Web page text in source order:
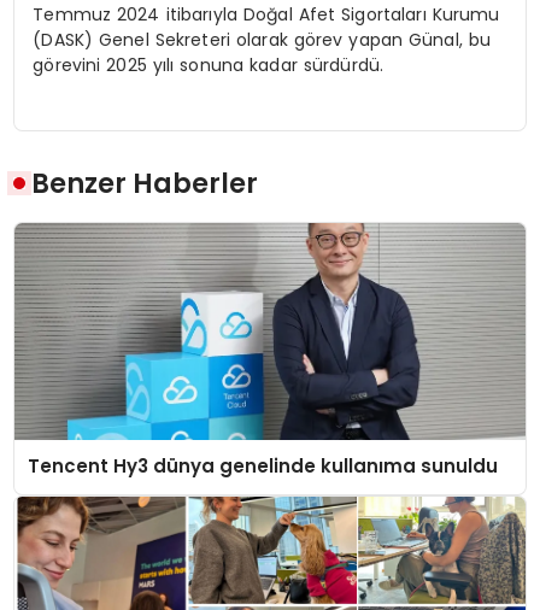
Temmuz 2024 itibarıyla Doğal Afet Sigortaları Kurumu
(DASK) Genel Sekreteri olarak görev yapan Günal, bu
görevini 2025 yılı sonuna kadar sürdürdü.
Benzer Haberler
Tencent Hy3 dünya genelinde kullanıma sunuldu